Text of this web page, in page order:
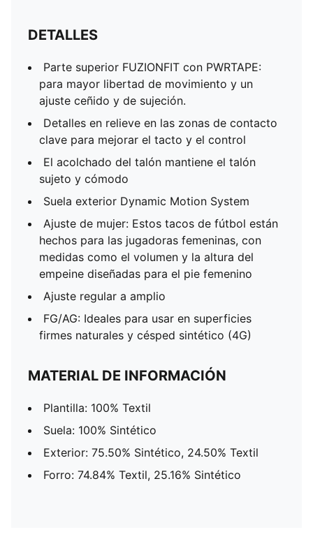
DETALLES
Parte superior FUZIONFIT con PWRTAPE:
para mayor libertad de movimiento y un
ajuste ceñido y de sujeción.
Detalles en relieve en las zonas de contacto
clave para mejorar el tacto y el control
El acolchado del talón mantiene el talón
sujeto y cómodo
Suela exterior Dynamic Motion System
Ajuste de mujer: Estos tacos de fútbol están
hechos para las jugadoras femeninas, con
medidas como el volumen y la altura del
empeine diseñadas para el pie femenino
Ajuste regular a amplio
FG/AG: Ideales para usar en superficies
firmes naturales y césped sintético (4G)
MATERIAL DE INFORMACIÓN
Plantilla: 100% Textil
Suela: 100% Sintético
Exterior: 75.50% Sintético, 24.50% Textil
Forro: 74.84% Textil, 25.16% Sintético